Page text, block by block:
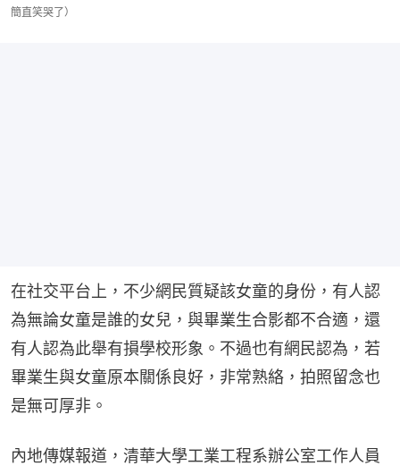
簡直笑哭了）
在社交平台上，不少網民質疑該女童的身份，有人認
為無論女童是誰的女兒，與畢業生合影都不合適，還
有人認為此舉有損學校形象。不過也有網民認為，若
畢業生與女童原本關係良好，非常熟絡，拍照留念也
是無可厚非。
內地傳媒報道，清華大學工業工程系辦公室工作人員